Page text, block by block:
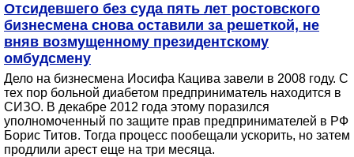
Отсидевшего без суда пять лет ростовского
бизнесмена снова оставили за решеткой, не
вняв возмущенному президентскому
омбудсмену
Дело на бизнесмена Иосифа Кацива завели в 2008 году. С
тех пор больной диабетом предприниматель находится в
СИЗО. В декабре 2012 года этому поразился
уполномоченный по защите прав предпринимателей в РФ
Борис Титов. Тогда процесс пообещали ускорить, но затем
продлили арест еще на три месяца.